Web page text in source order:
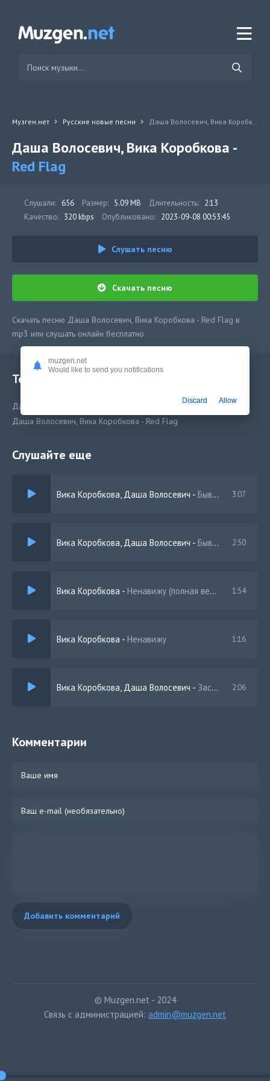
Музген.нет Русские новые песни Даша Волосевич, Вика Коробкова - Red Flag
Даша Волосевич, Вика Коробкова -
Red Flag
Слушали: 656 Размер: 5.09 MB Длительность: 2:13
Качество: 320 kbps Опубликовано: 2023-09-08 00:53:45
Слушать песню
Скачать песню
Скачать песню Даша Волосевич, Вика Коробкова - Red Flag в
mp3 или слушать онлайн бесплатно
Текст песни
Даша Волосевич, Вика Коробкова - Red Flag
Даша Волосевич, Вика Коробкова - Red Flag
Слушайте еще
Вика Коробкова, Даша Волосевич - Бывшая (Remix) 3:07
Вика Коробкова, Даша Волосевич - Бывшая (Акустика) 2:50
Вика Коробкова - Ненавижу (полная версия) 1:54
Вика Коробкова - Ненавижу 1:16
Вика Коробкова, Даша Волосевич - Засыпаю 2:06
Комментарии
Добавить комментарий
© Muzgen.net - 2024
Связь с администрацией: admin@muzgen.net
muzgen.net
Would like to send you notifications
Discard Allow